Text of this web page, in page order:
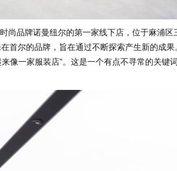
尚品牌诺曼纽尔的第一家线下店，位于麻浦
首尔的品牌，旨在通过不断探索产生新的成
像一家服装店”。这是一个有点不寻常的关键